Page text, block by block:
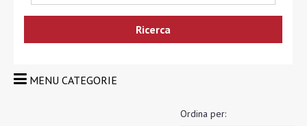
MENU CATEGORIE
Ordina per: